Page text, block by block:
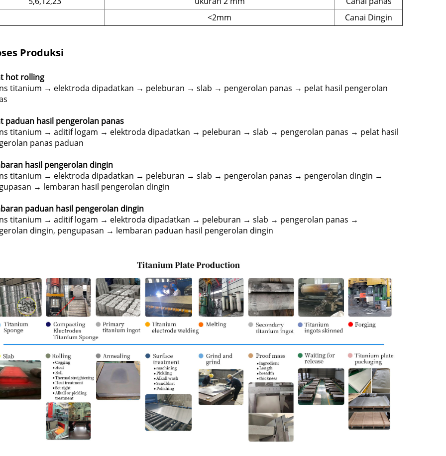
<2mm
Canai Dingin
Produksi
hot rolling
titanium → elektroda dipadatkan → peleburan → slab → pengerolan panas → pelat hasil pengerolan
paduan hasil pengerolan panas
titanium → aditif logam → elektroda dipadatkan → peleburan → slab → pengerolan panas → pelat hasil
panas paduan
hasil pengerolan dingin
titanium → elektroda dipadatkan → peleburan → slab → pengerolan panas → pengerolan dingin →
→ lembaran hasil pengerolan dingin
paduan hasil pengerolan dingin
titanium → aditif logam → elektroda dipadatkan → peleburan → slab → pengerolan panas →
dingin, pengupasan → lembaran paduan hasil pengerolan dingin